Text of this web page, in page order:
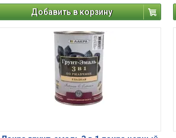
Добавить в корзину